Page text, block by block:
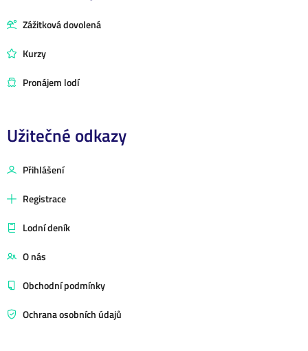
Zážitková dovolená
Kurzy
Pronájem lodí
Užitečné odkazy
Přihlášení
Registrace
Lodní deník
O nás
Obchodní podmínky
Ochrana osobních údajů